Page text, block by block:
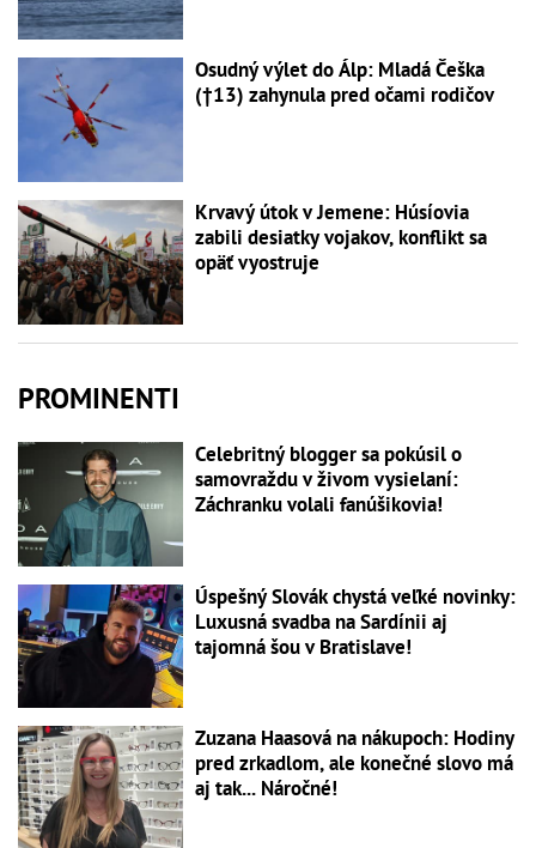
Osudný výlet do Álp: Mladá Češka
(†13) zahynula pred očami rodičov
Krvavý útok v Jemene: Húsíovia
zabili desiatky vojakov, konflikt sa
opäť vyostruje
PROMINENTI
Celebritný blogger sa pokúsil o
samovraždu v živom vysielaní:
Záchranku volali fanúšikovia!
Úspešný Slovák chystá veľké novinky:
Luxusná svadba na Sardínii aj
tajomná šou v Bratislave!
Zuzana Haasová na nákupoch: Hodiny
pred zrkadlom, ale konečné slovo má
aj tak... Náročné!